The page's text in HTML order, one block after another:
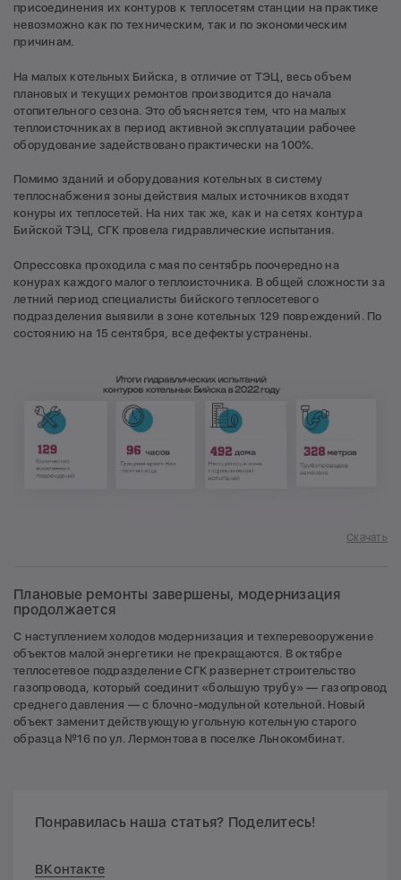
присоединения их контуров к теплосетям станции на практике
невозможно как по техническим, так и по экономическим
причинам.
На малых котельных Бийска, в отличие от ТЭЦ, весь объем
плановых и текущих ремонтов производится до начала
отопительного сезона. Это объясняется тем, что на малых
теплоисточниках в период активной эксплуатации рабочее
оборудование задействовано практически на 100%.
Помимо зданий и оборудования котельных в систему
теплоснабжения зоны действия малых источников входят
конуры их теплосетей. На них так же, как и на сетях контура
Бийской ТЭЦ, СГК провела гидравлические испытания.
Опрессовка проходила с мая по сентябрь поочередно на
конурах каждого малого теплоисточника. В общей сложности за
летний период специалисты бийского теплосетевого
подразделения выявили в зоне котельных 129 повреждений. По
состоянию на 15 сентября, все дефекты устранены.
Скачать
Плановые ремонты завершены, модернизация
продолжается
С наступлением холодов модернизация и техперевооружение
объектов малой энергетики не прекращаются. В октябре
теплосетевое подразделение СГК развернет строительство
газопровода, который соединит «большую трубу» — газопровод
среднего давления — с блочно-модульной котельной. Новый
объект заменит действующую угольную котельную старого
образца №16 по ул. Лермонтова в поселке Льнокомбинат.
Понравилась наша статья? Поделитесь!
ВКонтакте